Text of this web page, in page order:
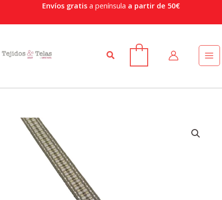
Envíos gratis a península a partir de 50€
Buscar
Pasamanería
cantidad